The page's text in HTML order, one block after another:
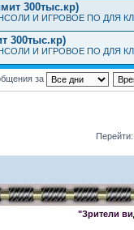
300тыс.кр)
И ИГРОВОЕ ПО ДЛЯ
300тыс.кр)
И ИГРОВОЕ ПО ДЛЯ
за
Перейти:
"Зрители